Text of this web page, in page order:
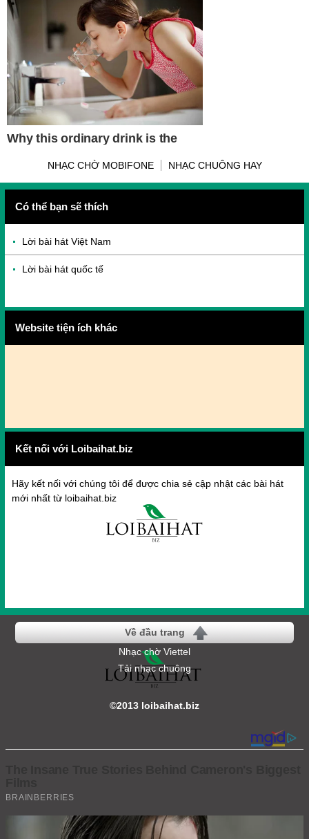
NHẠC CHỜ MOBIFONE NHẠC CHUÔNG HAY
Có thể bạn sẽ thích
Lời bài hát Việt Nam
Lời bài hát quốc tế
Website tiện ích khác
Kết nối với Loibaihat.biz
Hãy kết nối với chúng tôi để được chia sẻ cập nhật các bài hát
mới nhất từ loibaihat.biz
Về đầu trang
Nhạc chờ Viettel
Tải nhạc chuông
©2013 loibaihat.biz